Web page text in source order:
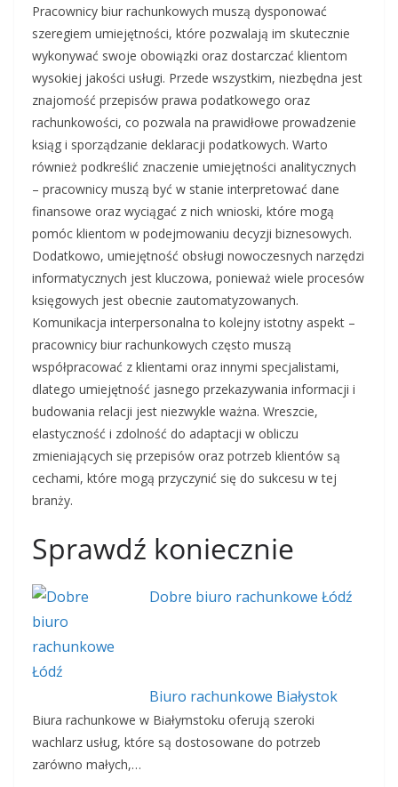
Pracownicy biur rachunkowych muszą dysponować
szeregiem umiejętności, które pozwalają im skutecznie
wykonywać swoje obowiązki oraz dostarczać klientom
wysokiej jakości usługi. Przede wszystkim, niezbędna jest
znajomość przepisów prawa podatkowego oraz
rachunkowości, co pozwala na prawidłowe prowadzenie
ksiąg i sporządzanie deklaracji podatkowych. Warto
również podkreślić znaczenie umiejętności analitycznych
– pracownicy muszą być w stanie interpretować dane
finansowe oraz wyciągać z nich wnioski, które mogą
pomóc klientom w podejmowaniu decyzji biznesowych.
Dodatkowo, umiejętność obsługi nowoczesnych narzędzi
informatycznych jest kluczowa, ponieważ wiele procesów
księgowych jest obecnie zautomatyzowanych.
Komunikacja interpersonalna to kolejny istotny aspekt –
pracownicy biur rachunkowych często muszą
współpracować z klientami oraz innymi specjalistami,
dlatego umiejętność jasnego przekazywania informacji i
budowania relacji jest niezwykle ważna. Wreszcie,
elastyczność i zdolność do adaptacji w obliczu
zmieniających się przepisów oraz potrzeb klientów są
cechami, które mogą przyczynić się do sukcesu w tej
branży.
Sprawdź koniecznie
Dobre biuro rachunkowe Łódź
Biuro rachunkowe Białystok
Biura rachunkowe w Białymstoku oferują szeroki
wachlarz usług, które są dostosowane do potrzeb
zarówno małych,…